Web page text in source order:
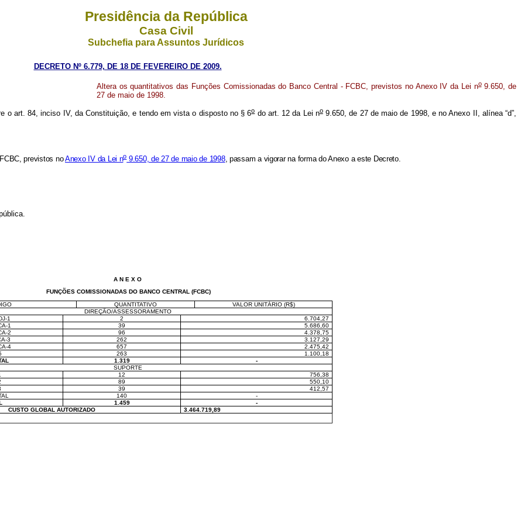
Presidência da República
Casa Civil
Subchefia para Assuntos Jurídicos
DECRETO Nº 6.779, DE 18 DE FEVEREIRO DE 2009.
Altera os quantitativos das Funções Comissionadas do Banco Central - FCBC, previstos no Anexo IV da Lei no9.650, de
27 de maio de 1998.
o art. 84, inciso IV, da Constituição, e tendo em vista o disposto no § 6odo art. 12 da Lei no9.650, de 27 de maio de 1998, e no Anexo II, alínea “d”,
previstos noAnexo IV da Lei no9.650, de 27 de maio de 1998, passam a vigorar na forma do Anexo a este Decreto.
A N E X O
FUNÇÕES COMISSIONADAS DO BANCO CENTRAL (FCBC)
QUANTITATIVO
VALOR UNITÁRIO (R$)
DIREÇÃO/ASSESSORAMENTO
1
2
6.704,27
1
39
5.686,60
2
96
4.378,75
3
262
3.127,29
4
657
2.475,42
263
1.100,18
1.319
-
SUPORTE
12
756,38
89
550,10
39
412,57
140
-
1.459
-
CUSTO GLOBAL AUTORIZADO
3.464.719,89